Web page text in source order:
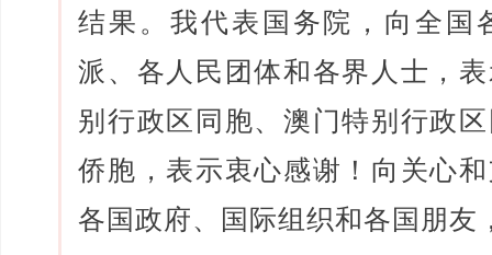
结果。我代表国务院，向全国
派、各人民团体和各界人士，
别行政区同胞、澳门特别行政
侨胞，表示衷心感谢！向关心
各国政府、国际组织和各国朋友